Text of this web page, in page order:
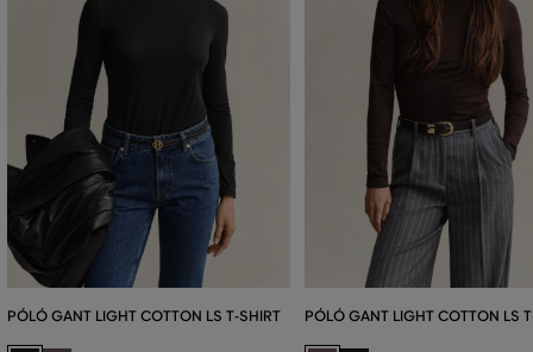
PÓLÓ GANT LIGHT COTTON LS T-SHIRT PÓLÓ GANT LIGHT COTTON LS